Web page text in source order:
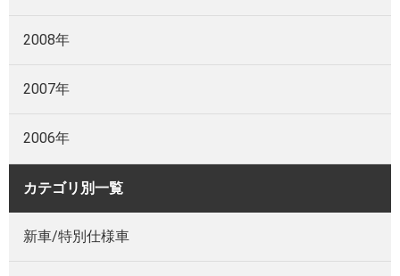
2008年
2007年
2006年
カテゴリ別一覧
新車/特別仕様車